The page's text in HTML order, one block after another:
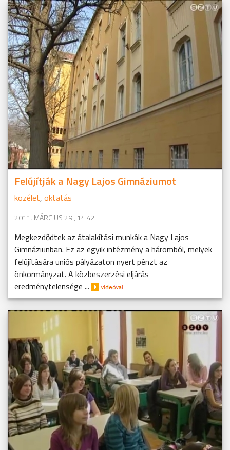
Felújítják a Nagy Lajos Gimnáziumot
közélet, oktatás
2011. MÁRCIUS 29., 14:42
Megkezdődtek az átalakítási munkák a Nagy Lajos
Gimnáziunban. Ez az egyik intézmény a háromból, melyek
felújítására uniós pályázaton nyert pénzt az
önkormányzat. A közbeszerzési eljárás
eredménytelensége ...